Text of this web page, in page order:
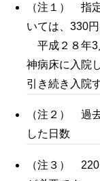
（注１） 指
いては、330円
平成２８年3
神病床に入院
引き続き入院
（注２） 過
した日数
（注３）